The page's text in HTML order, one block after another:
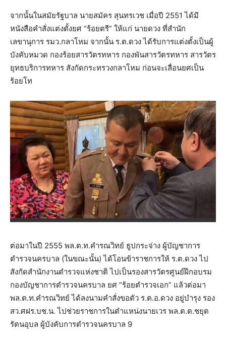
จากนั้นในสมัยรัฐบาล นายสมัคร สุนทรเวช เมื่อปี 2551 ได้มี
หนังสือคำสั่งแต่งตั้งยศ “ร้อยตรี” ให้แก่ นายดวง ที่สำนัก
เลขานุการ รมว.กลาโหม จากนั้น ร.ต.ดวง ได้รับการแต่งตั้งเป็นผู้
บังคับหมวด กองร้อยสารวัตรทหาร กองพันสารวัตรทหาร สารวัตร
ยุทธบริการทหาร สังกัดกระทรวงกลาโหม ก่อนจะเลื่อนยศเป็น
ร้อยโท
ต่อมาในปี 2555 พล.ต.ท.คำรณวิทย์ ธูปกระจ่าง ผู้บัญชาการ
ตำรวจนครบาล (ในขณะนั้น) ได้โอนข้าราชการให้ ร.ต.ดวง ไป
สังกัดสำนักงานตำรวจแห่งชาติ ไปเป็นรองสารวัตรศูนย์ฝึกอบรม
กองบัญชาการตำรวจนครบาล ยศ “ร้อยตำรวจเอก” แล้วต่อมา
พล.ต.ท.คำรณวิทย์ ได้ลงนามคำสั่งขอตัว ร.ต.อ.ดวง อยู่บำรุง รอง
สว.ศฝร.บช.น. ไปช่วยราชการในตำแหน่งนายเวร พล.ต.ต.ชยุต
รัตนอุบล ผู้บังคับการตำรวจนครบาล 9